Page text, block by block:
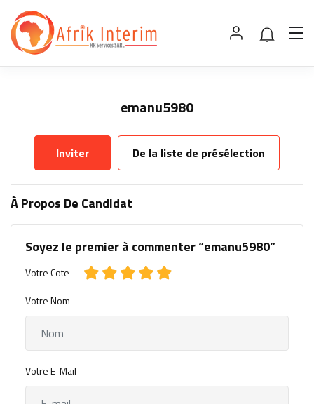
emanu5980
Inviter De la liste de présélection
À Propos De Candidat
Soyez le premier à commenter “emanu5980”
Votre Cote
Votre Nom
Votre E-Mail